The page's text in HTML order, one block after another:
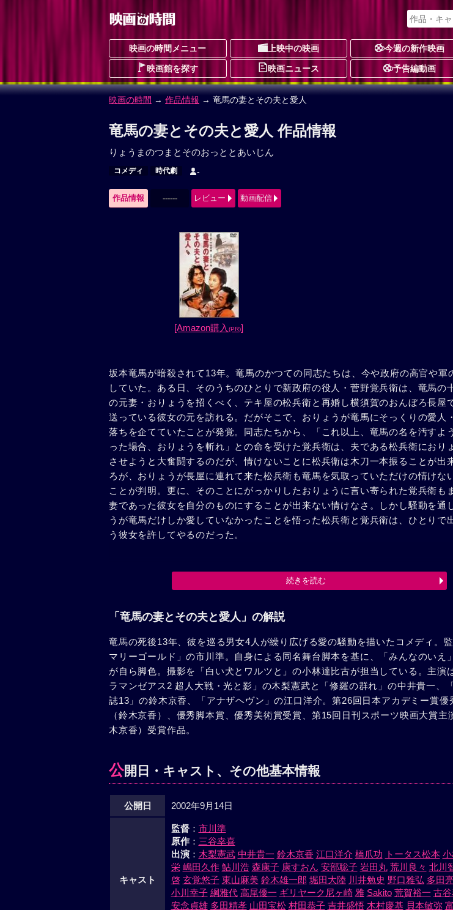
映画の時間メニュー 上映中の映画 今週の新作映画
映画館を探す 映画ニュース 予告編動画
映画の時間 → 作品情報 → 竜馬の妻とその夫と愛人
竜馬の妻とその夫と愛人 作品情報
りょうまのつまとそのおっととあいじん
コメディ 時代劇 -
作品情報 ------ レビュー 動画配信
[Amazon購入(PR)]
坂本竜馬が暗殺されて13年。竜馬のかつての同志たちは、今や政府の高官や軍
していた。ある日、そのうちのひとりで新政府の役人・菅野覚兵衛は、竜馬の
の元妻・おりょうを招くべく、テキ屋の松兵衛と再婚し横須賀のおんぼろ長屋
送っている彼女の元を訪れる。だがそこで、おりょうが竜馬にそっくりの愛人
落ちを企てていたことが発覚。同志たちから、「これ以上、竜馬の名を汚すよ
った場合、おりょうを斬れ」との命を受けた覚兵衛は、夫である松兵衛におり
させようと大奮闘するのだが、情けないことに松兵衛は木刀一本振ることが出
ろが、おりょうが長屋に連れて来た松兵衛も竜馬を気取っていただけの情けな
ことが判明。更に、そのことにがっかりしたおりょうに言い寄られた覚兵衛も
妻であった彼女を自分のものにすることが出来ない情けなさ。しかし騒動を通
うが竜馬だけしか愛していなかったことを悟った松兵衛と覚兵衛は、ひとりで
う彼女を許してやるのだった。
続きを読む
「竜馬の妻とその夫と愛人」の解説
竜馬の死後13年、彼を巡る男女4人が繰り広げる愛の騒動を描いたコメディ。
マリーゴールド」の市川準。自身による同名舞台脚本を基に、「みんなのいえ
が自ら脚色。撮影を「白い犬とワルツと」の小林達比古が担当している。主演
ラマンゼアス2 超人大戦・光と影」の木梨憲武と「修羅の群れ」の中井貴一、
誌13」の鈴木京香、「アナザヘヴン」の江口洋介。第26回日本アカデミー賞優
（鈴木京香）、優秀脚本賞、優秀美術賞受賞、第15回日刊スポーツ映画大賞主
木京香）受賞作品。
公開日・キャスト、その他基本情報
公開日 2002年9月14日
キャスト
監督： 市川準
原作： 三谷幸喜
出演： 木梨憲武 中井貴一 鈴木京香 江口洋介 橋爪功 トータス松本
栄 嶋田久作 鮎川浩 森康子 康すおん 安部聡子 岩田丸 荒川良々 北川
啓 玄覚悠子 東山麻美 鈴木雄一郎 堀田大陸 川井勉史 野口雅弘 多田
小川幸子 綱雅代 高尾優一 ギリヤーク尼ヶ崎 雅 Sakito 荒賀裕一 古
安念貞雄 多田精孝 山田宝松 村田恭子 吉井盛悟 木村慶基 貝本敏弥